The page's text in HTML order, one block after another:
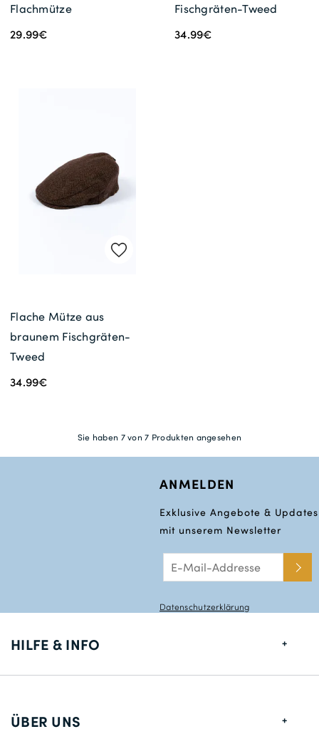
Flachmütze
29.99€
Fischgräten-Tweed
34.99€
Flache Mütze aus
braunem Fischgräten-
Tweed
34.99€
Sie haben 7 von 7 Produkten angesehen
ANMELDEN
Exklusive Angebote & Updates
mit unserem Newsletter
Datenschutzerklärung
HILFE & INFO
Lieferung
ÜBER UNS